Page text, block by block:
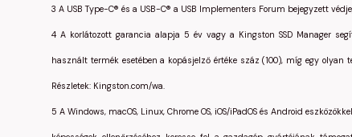
3 A USB Type-C® és a USB-C® a USB Implementers Forum bejegyzett
4 A korlátozott garancia alapja 5 év vagy a Kingston SSD Manager
használt termék esetében a kopásjelző értéke száz (100), míg egy olyan
Részletek: Kingston.com/wa.
5 A Windows, macOS, Linux, Chrome OS, iOS/iPadOS és Android